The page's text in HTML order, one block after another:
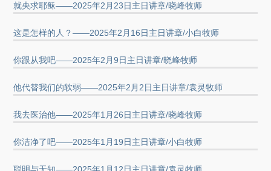
就央求耶稣——2025年2月23日主日讲章/晓峰牧师
这是怎样的人？——2025年2月16日主日讲章/小白牧师
你跟从我吧——2025年2月9日主日讲章/晓峰牧师
他代替我们的软弱——2025年2月2日主日讲章/袁灵牧师
我去医治他——2025年1月26日主日讲章/晓峰牧师
你洁净了吧——2025年1月19日主日讲章/小白牧师